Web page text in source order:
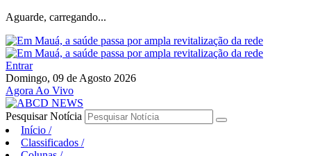
Aguarde, carregando...
Entrar
Domingo, 09 de Agosto 2026
Agora Ao Vivo
Pesquisar Notícia
Início /
Classificados /